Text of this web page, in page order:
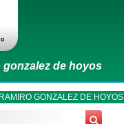
gonzalez de hoyos
GONZALEZ DE HOYOS